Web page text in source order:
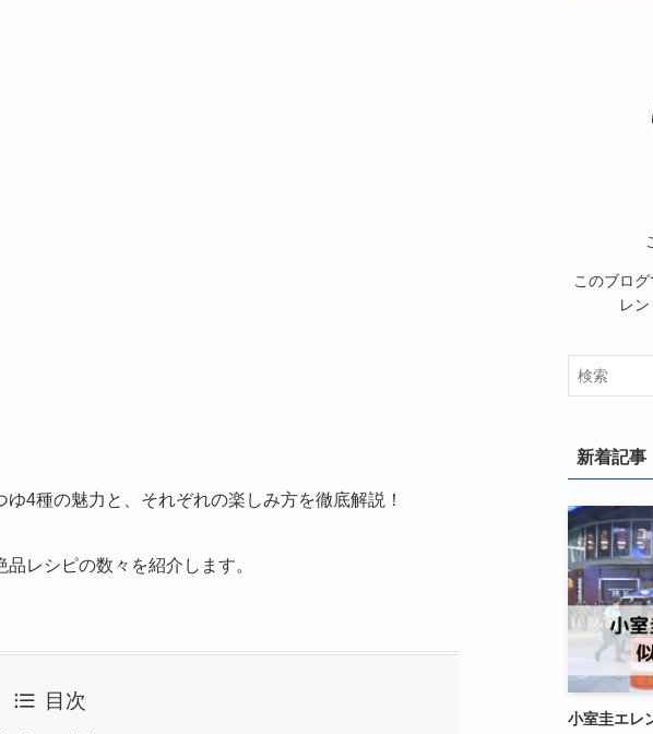
4種の魅力と、それぞれの楽しみ方を徹底解説！
レシピの数々を紹介します。
目次
このブロ
レ
新着記事
小室圭エレ